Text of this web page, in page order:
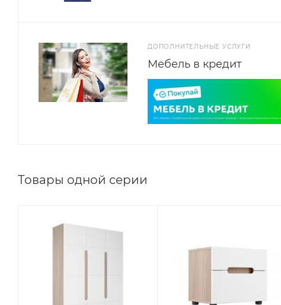
ДОПОЛНИТЕЛЬНЫЕ УСЛУГИ
Мебель в кредит
Товары одной серии